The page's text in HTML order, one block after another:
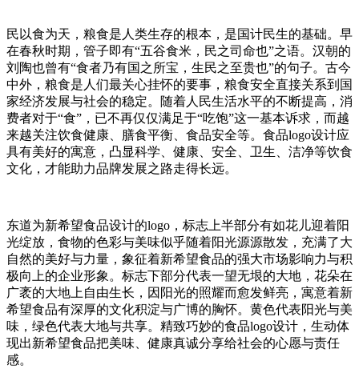
民以食为天，粮食是人类生存的根本，是国计民生的基础。早
在春秋时期，管子即有“五谷食米，民之司命也”之语。汉朝的
刘陶也曾有“食者乃有国之所宝，生民之至贵也”的句子。古今
中外，粮食是人们最关心挂怀的要事，粮食安全直接关系到国
家经济发展与社会的稳定。随着人民生活水平的不断提高，消
费者对于“食”，已不再仅仅满足于“吃饱”这一基本诉求，而越
来越关注饮食健康、膳食平衡、食品安全等。食品logo设计应
具有美好的寓意，凸显科学、健康、安全、卫生、洁净等饮食
文化，才能助力品牌发展之路走得长远。
东道为新希望食品设计的logo，标志上半部分有如花儿迎着阳
光绽放，食物的色彩与美味似乎随着阳光源源散发，充满了大
自然的美好与力量，象征着新希望食品的强大市场影响力与积
极向上的企业形象。标志下部分代表一望无垠的大地，花朵在
广袤的大地上自由生长，因阳光的照耀而愈发鲜亮，寓意着新
希望食品有深厚的文化积淀与广博的胸怀。黄色代表阳光与美
味，绿色代表大地与共享。精致巧妙的食品logo设计，生动体
现出新希望食品把美味、健康真诚分享给社会的心愿与责任
感。